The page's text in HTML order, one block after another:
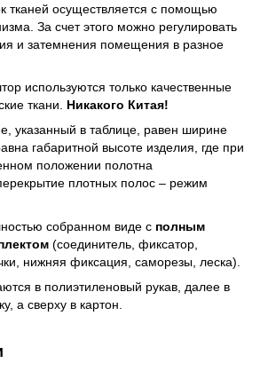
тканей осуществляется с помощью
За счет этого можно регулировать
и затемнения помещения в разное
используются только качественные
ткани. Никакого Китая!
указанный в таблице, равен ширине
габаритной высоте изделия, где при
положении полотна
плотных полос – режим
собранном виде с полным
(соединитель, фиксатор,
нижняя фиксация, саморезы, леска).
в полиэтиленовый рукав, далее в
а сверху в картон.